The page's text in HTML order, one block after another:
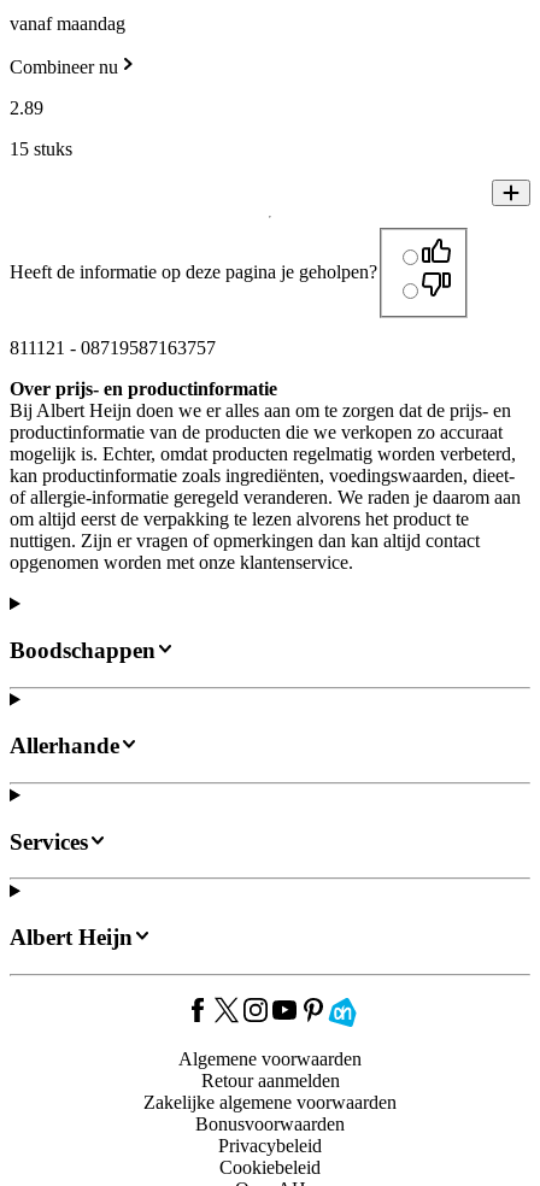
vanaf maandag
Combineer nu
2.89
15 stuks
Heeft de informatie op deze pagina je geholpen?
811121 - 08719587163757
Over prijs- en productinformatie
Bij Albert Heijn doen we er alles aan om te zorgen dat de prijs- en
productinformatie van de producten die we verkopen zo accuraat
mogelijk is. Echter, omdat producten regelmatig worden verbeterd,
kan productinformatie zoals ingrediënten, voedingswaarden, dieet-
of allergie-informatie geregeld veranderen. We raden je daarom aan
om altijd eerst de verpakking te lezen alvorens het product te
nuttigen. Zijn er vragen of opmerkingen dan kan altijd contact
opgenomen worden met onze klantenservice.
Boodschappen
Allerhande
Services
Albert Heijn
Algemene voorwaarden
Retour aanmelden
Zakelijke algemene voorwaarden
Bonusvoorwaarden
Privacybeleid
Cookiebeleid